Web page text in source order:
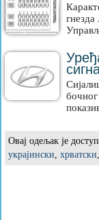
Овај одељак је
украјински, хрватски,